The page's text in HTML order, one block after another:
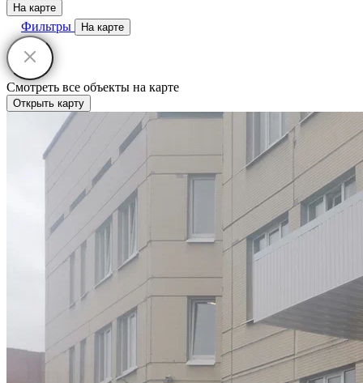
На карте
Фильтры На карте
Смотреть все объекты на карте
Открыть карту